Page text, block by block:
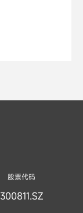
股票代码
300811.SZ